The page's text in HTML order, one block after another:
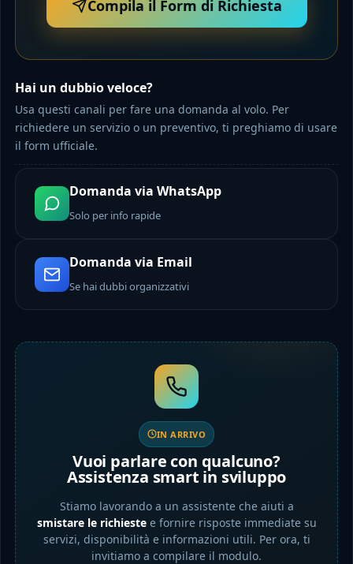
Compila il Form di Richiesta
Hai un dubbio veloce?
Usa questi canali per fare una domanda al volo. Per
richiedere un servizio o un preventivo, ti preghiamo di usare
il form ufficiale.
Domanda via WhatsApp
Solo per info rapide
Domanda via Email
Se hai dubbi organizzativi
IN ARRIVO
Vuoi parlare con qualcuno?
Assistenza smart in sviluppo
Stiamo lavorando a un assistente che aiuti a
smistare le richiestee fornire risposte immediate su
servizi, disponibilità e informazioni utili. Per ora, ti
invitiamo a compilare il modulo.